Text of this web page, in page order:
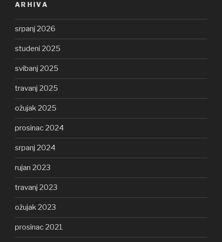
ARHIVA
srpanj 2026
studeni 2025
svibanj 2025
travanj 2025
ožujak 2025
prosinac 2024
srpanj 2024
rujan 2023
travanj 2023
ožujak 2023
prosinac 2021